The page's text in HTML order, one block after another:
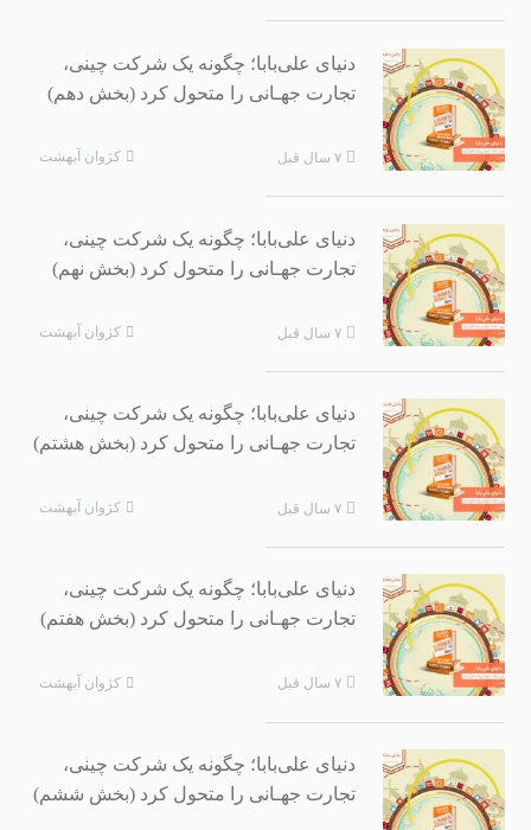
دنیای علی‌بابا؛ چگونه یک شرکت چینی،
تجارت جهـانی را متحول کرد (بخش دهم)
۷ سال قبل کژوان آبهشت
دنیای علی‌بابا؛ چگونه یک شرکت چینی،
تجارت جهـانی را متحول کرد (بخش نهم)
۷ سال قبل کژوان آبهشت
دنیای علی‌بابا؛ چگونه یک شرکت چینی،
تجارت جهـانی را متحول کرد (بخش هشتم)
۷ سال قبل کژوان آبهشت
دنیای علی‌بابا؛ چگونه یک شرکت چینی،
تجارت جهـانی را متحول کرد (بخش هفتم)
۷ سال قبل کژوان آبهشت
دنیای علی‌بابا؛ چگونه یک شرکت چینی،
تجارت جهـانی را متحول کرد (بخش ششم)